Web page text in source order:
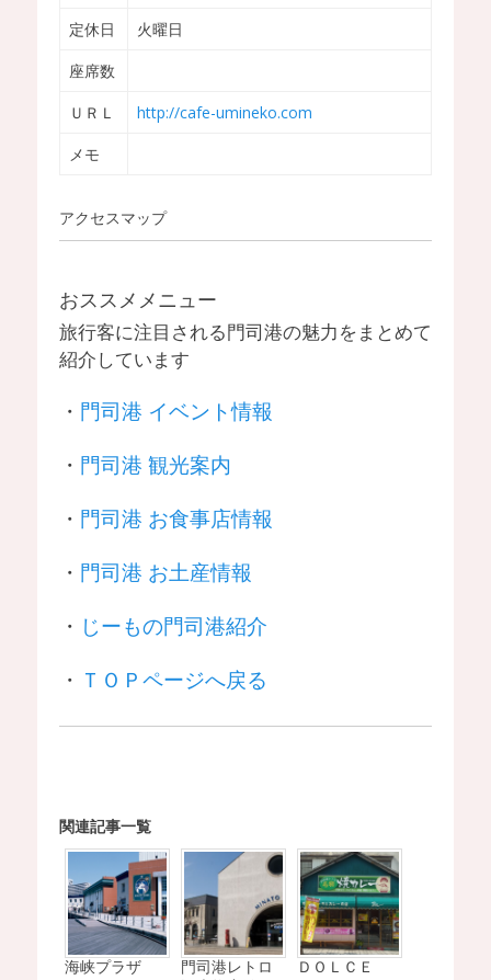
定休日
火曜日
座席数
ＵＲＬ
http://cafe-umineko.com
メモ
アクセスマップ
おススメメニュー
旅行客に注目される門司港の魅力をまとめて
紹介しています
・ 門司港 イベント情報
・ 門司港 観光案内
・ 門司港 お食事店情報
・ 門司港 お土産情報
・ じーもの門司港紹介
・ ＴＯＰページへ戻る
関連記事一覧
海峡プラザ
門司港レトロ
ＤＯＬＣＥ